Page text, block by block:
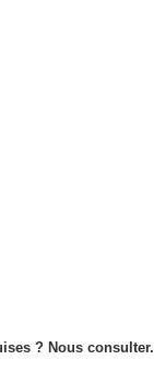
? Nous consulter.